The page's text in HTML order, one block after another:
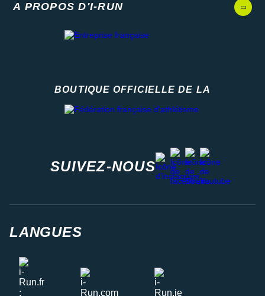
A PROPOS D'I-RUN
BOUTIQUE OFFICIELLE DE LA
SUIVEZ-NOUS
instagram
facebook
stravayoutube
LANGUES